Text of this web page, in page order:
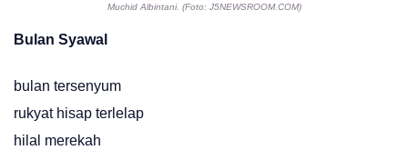
Muchid Albintani. (Foto: J5NEWSROOM.COM)
Bulan Syawal
bulan tersenyum
rukyat hisap terlelap
hilal merekah